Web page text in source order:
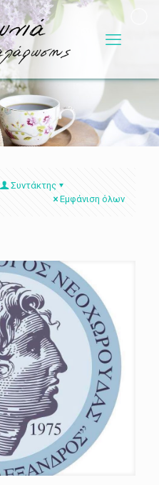
Συντάκτης
Εμφάνιση όλων